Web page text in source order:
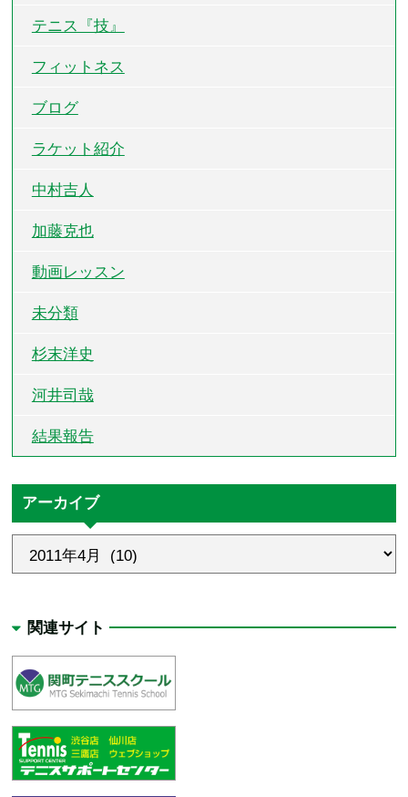
テニス『技』
フィットネス
ブログ
ラケット紹介
中村吉人
加藤克也
動画レッスン
未分類
杉末洋史
河井司哉
結果報告
アーカイブ
関連サイト